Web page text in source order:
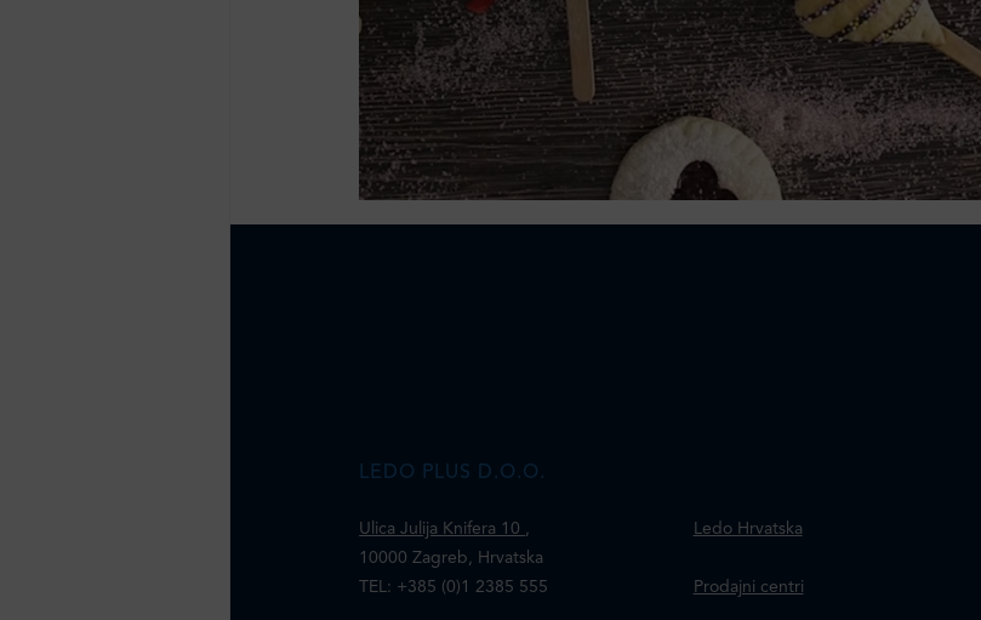
LEDO PLUS D.O.O.
Ulica Julija Knifera 10 ,
10000 Zagreb, Hrvatska
TEL: +385 (0)1 2385 555
Ledo Hrvatska
Prodajni centri